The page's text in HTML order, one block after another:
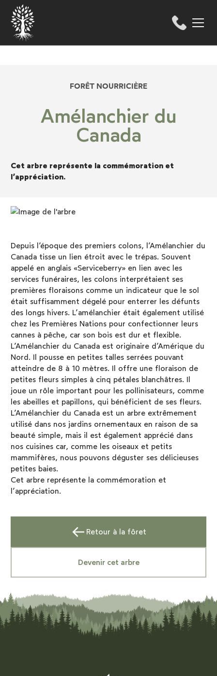
FORÊT NOURRICIÈRE
Amélanchier du
Canada
Cet arbre représente la commémoration et
l’appréciation.
Depuis l’époque des premiers colons, l’Amélanchier du
Canada tisse un lien étroit avec le trépas. Souvent
appelé en anglais «Serviceberry» en lien avec les
services funéraires, les colons interprétaient ses
premières floraisons comme un indicateur que le sol
était suffisamment dégelé pour enterrer les défunts
des longs hivers. L’amélanchier était également utilisé
chez les Premières Nations pour confectionner leurs
cannes à pêche, car son bois est dur et flexible.
L’Amélanchier du Canada est originaire d’Amérique du
Nord. Il pousse en petites talles serrées pouvant
atteindre de 8 à 10 mètres. Il offre une floraison de
petites fleurs simples à cinq pétales blanchâtres. Il
joue un rôle important pour les pollinisateurs, comme
les abeilles et papillons, qui bénéficient de ses fleurs.
L’Amélanchier du Canada est un arbre extrêmement
utilisé dans nos jardins ornementaux en raison de sa
beauté simple, mais il est également apprécié dans
nos cuisines car, comme les oiseaux et petits
mammifères, nous pouvons déguster ses délicieuses
petites baies.
Cet arbre représente la commémoration et
l’appréciation.
Retour à la fôret
Devenir cet arbre